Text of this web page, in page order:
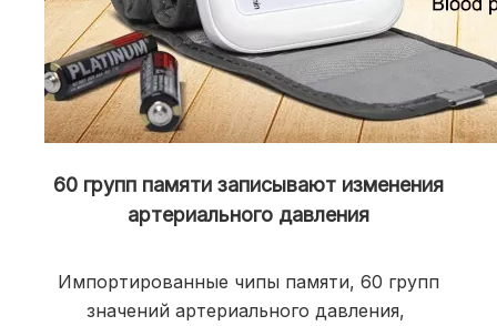
60 групп памяти записывают изменения
артериального давления
Импортированные чипы памяти, 60 групп
значений артериального давления,